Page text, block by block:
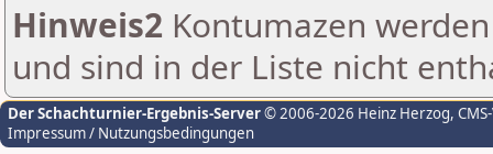
Hinweis2 Kontumazen
und sind in der Liste nicht
Der Schachturnier-Ergebnis-Server© 2006-2026 Heinz Herzog,
Impressum / Nutzungsbedingungen